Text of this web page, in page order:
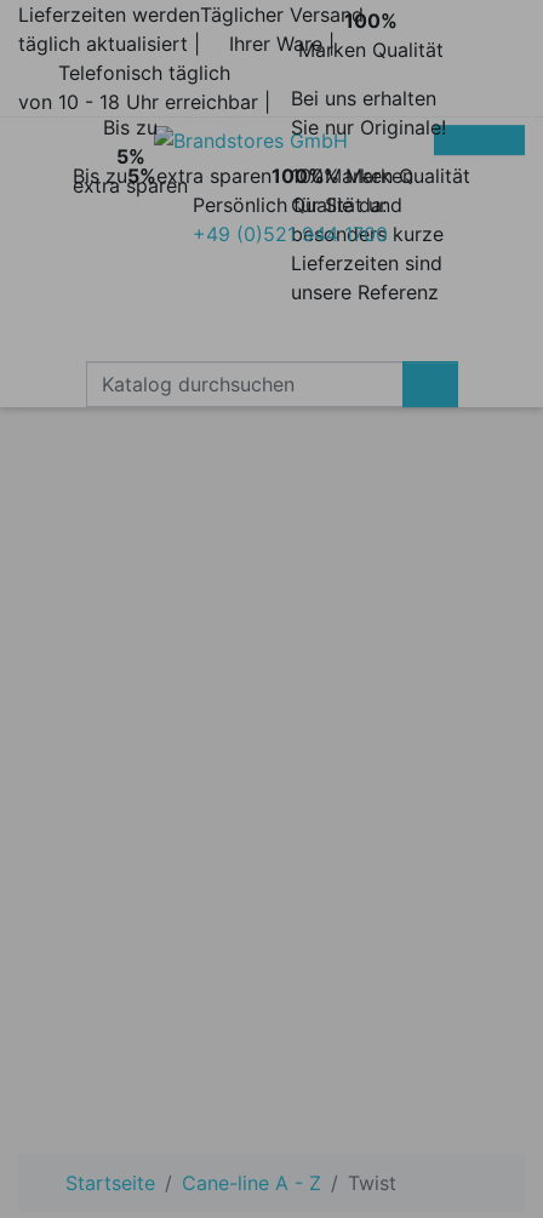
Lieferzeiten werden
täglich aktualisiert |
Täglicher Versand
Ihrer Ware |
Telefonisch täglich
von 10 - 18 Uhr erreichbar |
Bis zu5%extra sparen
Bis zu
5%
extra sparen
100%Marken Qualität
100%
Marken Qualität
Bei uns erhalten
Sie nur Originale!
100% Marken
Qualität und
besonders kurze
Lieferzeiten sind
unsere Referenz
Persönlich für Sie da:
+49 (0)521 944 1700
Startseite Cane-line A - Z Twist